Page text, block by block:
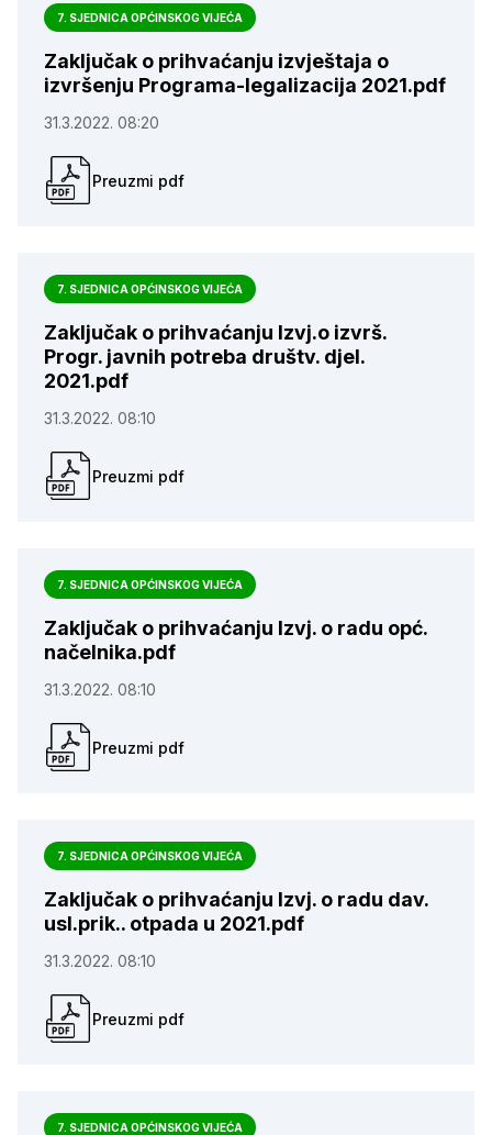
7. SJEDNICA OPĆINSKOG VIJEĆA
Zaključak o prihvaćanju izvještaja o
izvršenju Programa-legalizacija 2021.pdf
31.3.2022. 08:20
Preuzmi pdf
7. SJEDNICA OPĆINSKOG VIJEĆA
Zaključak o prihvaćanju Izvj.o izvrš.
Progr. javnih potreba društv. djel.
2021.pdf
31.3.2022. 08:10
Preuzmi pdf
7. SJEDNICA OPĆINSKOG VIJEĆA
Zaključak o prihvaćanju Izvj. o radu opć.
načelnika.pdf
31.3.2022. 08:10
Preuzmi pdf
7. SJEDNICA OPĆINSKOG VIJEĆA
Zaključak o prihvaćanju Izvj. o radu dav.
usl.prik.. otpada u 2021.pdf
31.3.2022. 08:10
Preuzmi pdf
7. SJEDNICA OPĆINSKOG VIJEĆA